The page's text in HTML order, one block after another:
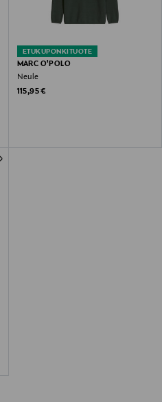
ETUKUPONKITUOTE
MARC O'POLO
Neule
Original Price
115,95 €